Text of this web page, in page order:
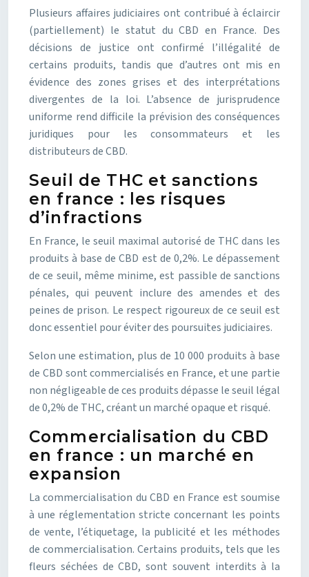
Plusieurs affaires judiciaires ont contribué à éclaircir
(partiellement) le statut du CBD en France. Des
décisions de justice ont confirmé l’illégalité de
certains produits, tandis que d’autres ont mis en
évidence des zones grises et des interprétations
divergentes de la loi. L’absence de jurisprudence
uniforme rend difficile la prévision des conséquences
juridiques pour les consommateurs et les
distributeurs de CBD.
Seuil de THC et sanctions
en france : les risques
d’infractions
En France, le seuil maximal autorisé de THC dans les
produits à base de CBD est de 0,2%. Le dépassement
de ce seuil, même minime, est passible de sanctions
pénales, qui peuvent inclure des amendes et des
peines de prison. Le respect rigoureux de ce seuil est
donc essentiel pour éviter des poursuites judiciaires.
Selon une estimation, plus de 10 000 produits à base
de CBD sont commercialisés en France, et une partie
non négligeable de ces produits dépasse le seuil légal
de 0,2% de THC, créant un marché opaque et risqué.
Commercialisation du CBD
en france : un marché en
expansion
La commercialisation du CBD en France est soumise
à une réglementation stricte concernant les points
de vente, l’étiquetage, la publicité et les méthodes
de commercialisation. Certains produits, tels que les
fleurs séchées de CBD, sont souvent interdits à la